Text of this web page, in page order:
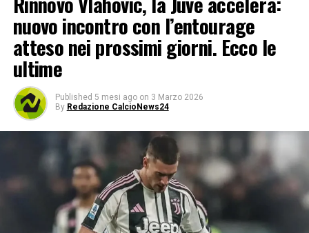
nuovo incontro con l’entourage
atteso nei prossimi giorni. Ecco le
ultime
Published 5 mesi ago on 3 Marzo 2026
By Redazione CalcioNews24